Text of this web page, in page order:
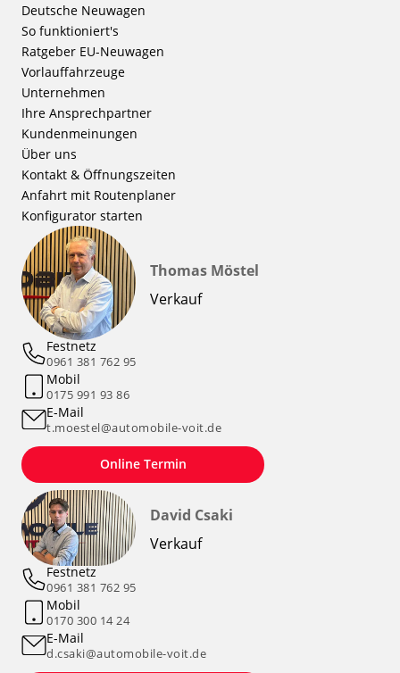
Deutsche Neuwagen
So funktioniert's
Ratgeber EU-Neuwagen
Vorlauffahrzeuge
Unternehmen
Ihre Ansprechpartner
Kundenmeinungen
Über uns
Kontakt & Öffnungszeiten
Anfahrt mit Routenplaner
Konfigurator starten
Thomas Möstel
Verkauf
Festnetz
0961 381 762 95
Mobil
0175 991 93 86
E-Mail
t.moestel@automobile-voit.de
Online Termin
David Csaki
Verkauf
Festnetz
0961 381 762 95
Mobil
0170 300 14 24
E-Mail
d.csaki@automobile-voit.de